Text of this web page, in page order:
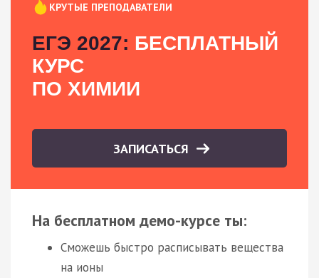
КРУТЫЕ ПРЕПОДАВАТЕЛИ
ЕГЭ 2027: БЕСПЛАТНЫЙ
КУРС
ПО ХИМИИ
ЗАПИСАТЬСЯ
На бесплатном демо-курсе ты:
Сможешь быстро расписывать вещества
на ионы